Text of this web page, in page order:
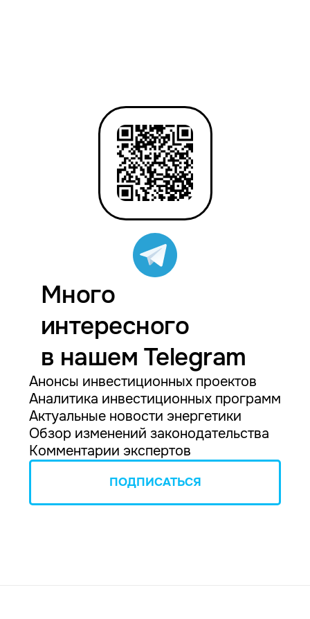
Много
интересного
в нашем Telegram
Анонсы инвестиционных проектов
Аналитика инвестиционных программ
Актуальные новости энергетики
Обзор изменений законодательства
Комментарии экспертов
ПОДПИСАТЬСЯ